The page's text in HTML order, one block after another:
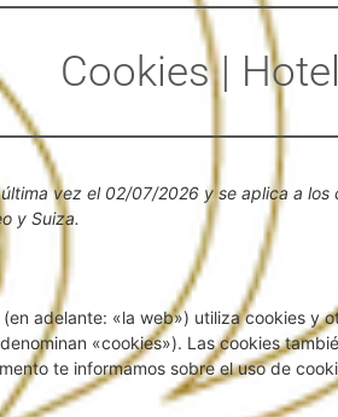
Cookies |
vez el 02/07/2026 y se aplica a los
y Suiza.
(en adelante: «la web») utiliza cookies y
«cookies»). Las cookies
te informamos sobre el uso de